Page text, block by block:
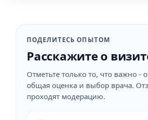
ПОДЕЛИТЕСЬ ОПЫТОМ
Расскажите о
Отметьте только то, что важно -
общая оценка и выбор врача.
проходят модерацию.